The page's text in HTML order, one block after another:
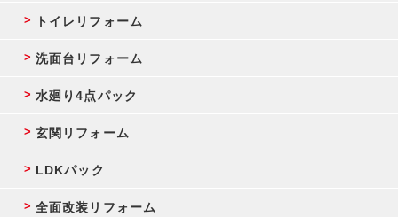
トイレリフォーム
洗面台リフォーム
水廻り4点パック
玄関リフォーム
LDKパック
全面改装リフォーム